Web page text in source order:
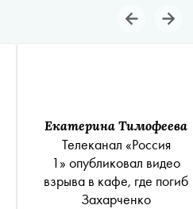
Екатерина Тимофеева
Телеканал «Россия
1» опубликовал видео
взрыва в кафе, где погиб
Захарченко